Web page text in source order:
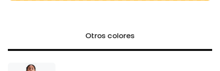
Otros colores